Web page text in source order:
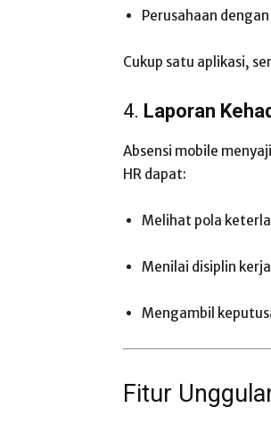
Perusahaan
Cukup satu aplikasi,
4. Laporan
Absensi mobile
HR dapat:
Melihat pola
Menilai disiplin kerja
Mengambil
Fitur